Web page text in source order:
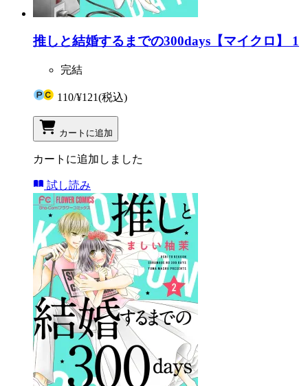
推しと結婚するまでの300days【マイクロ】 1
完結
110/¥121(税込)
カートに追加
カートに追加しました
試し読み